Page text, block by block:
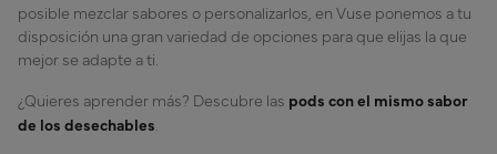
posible mezclar sabores o personalizarlos, en Vuse ponemos a tu
disposición una gran variedad de opciones para que elijas la que
mejor se adapte a ti.
¿Quieres aprender más? Descubre las pods con el mismo sabor
de los desechables